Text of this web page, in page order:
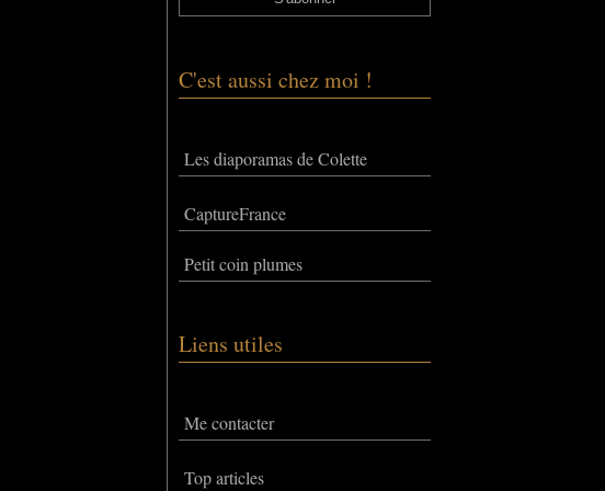
C'est aussi chez moi !
Les diaporamas de Colette
CaptureFrance
Petit coin plumes
Liens utiles
Me contacter
Top articles